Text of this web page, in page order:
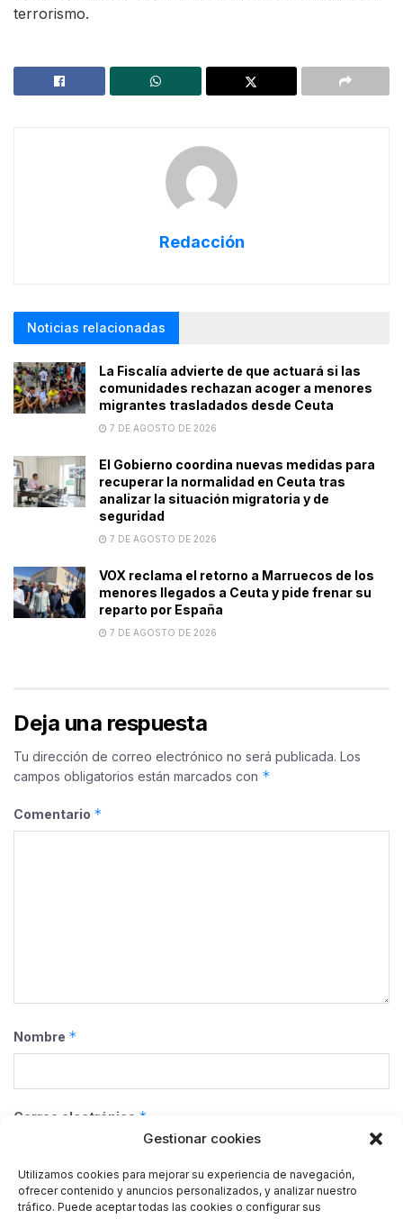
Gestionar cookies
Utilizamos cookies para mejorar su experiencia de navegación,
ofrecer contenido y anuncios personalizados, y analizar nuestro
tráfico. Puede aceptar todas las cookies o configurar sus
terrorismo.
Redacción
Noticias relacionadas
La Fiscalía advierte de que actuará si las
comunidades rechazan acoger a menores
migrantes trasladados desde Ceuta
7 DE AGOSTO DE 2026
El Gobierno coordina nuevas medidas para
recuperar la normalidad en Ceuta tras
analizar la situación migratoria y de
seguridad
7 DE AGOSTO DE 2026
VOX reclama el retorno a Marruecos de los
menores llegados a Ceuta y pide frenar su
reparto por España
7 DE AGOSTO DE 2026
Deja una respuesta
Tu dirección de correo electrónico no será publicada. Los
campos obligatorios están marcados con *
Comentario *
Nombre *
Correo electrónico *
Web